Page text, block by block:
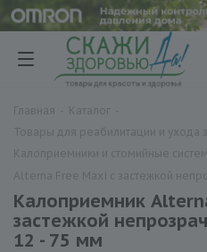
Калоприемник
застежкой
12 - 75 мм